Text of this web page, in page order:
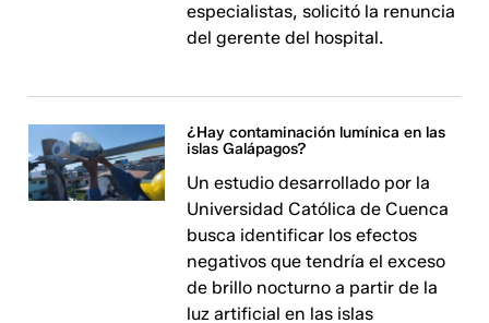
especialistas, solicitó la renuncia
del gerente del hospital.
¿Hay contaminación lumínica en las
islas Galápagos?
Un estudio desarrollado por la
Universidad Católica de Cuenca
busca identificar los efectos
negativos que tendría el exceso
de brillo nocturno a partir de la
luz artificial en las islas